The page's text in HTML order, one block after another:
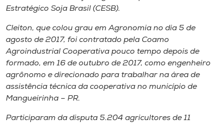
Estratégico Soja Brasil (CESB).
Cleiton, que colou grau em Agronomia no dia 5 de
agosto de 2017, foi contratado pela Coamo
Agroindustrial Cooperativa pouco tempo depois de
formado, em 16 de outubro de 2017, como engenheiro
agrônomo e direcionado para trabalhar na área de
assistência técnica da cooperativa no município de
Mangueirinha – PR.
Participaram da disputa 5.204 agricultores de 11